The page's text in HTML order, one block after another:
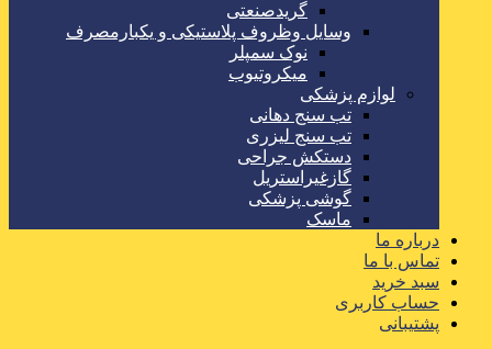
گریدصنعتی
وسایل وظروف پلاستیکی و یکبارمصرف
نوک سمپلر
میکروتیوب
لوازم پزشکی
تب سنج دهانی
تب سنج لیزری
دستکش جراحی
گازغیراستریل
گوشی پزشکی
ماسک
درباره ما
تماس با ما
سبد خرید
حساب کاربری
پشتیبانی